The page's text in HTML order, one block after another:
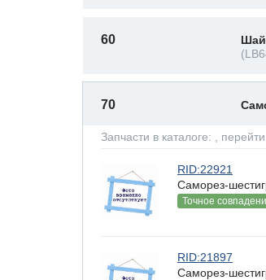
60
70
Запчасти в каталоге: , перейти
RID:22921
Саморез-
Точное
RID:21897
Саморез-